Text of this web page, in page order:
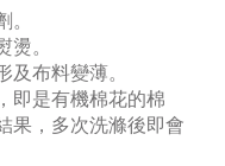
。
布料變薄。
即是有機棉花的棉
果，多次洗滌後即會